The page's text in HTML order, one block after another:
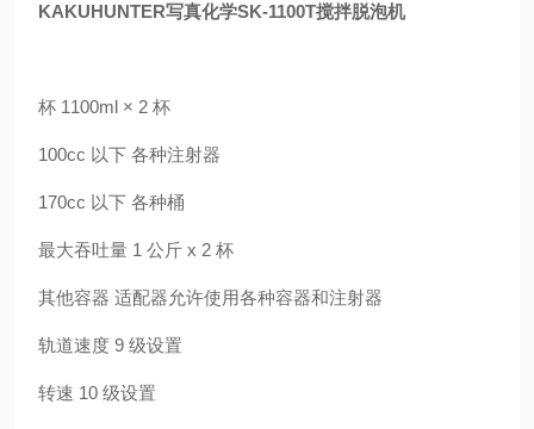
KAKUHUNTER写真化学SK-1100T搅拌脱泡机
杯 1100ml × 2 杯
100cc 以下 各种注射器
170cc 以下 各种桶
最大吞吐量 1 公斤 x 2 杯
其他容器 适配器允许使用各种容器和注射器
轨道速度 9 级设置
转速 10 级设置